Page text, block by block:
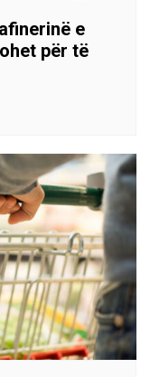
e
për të